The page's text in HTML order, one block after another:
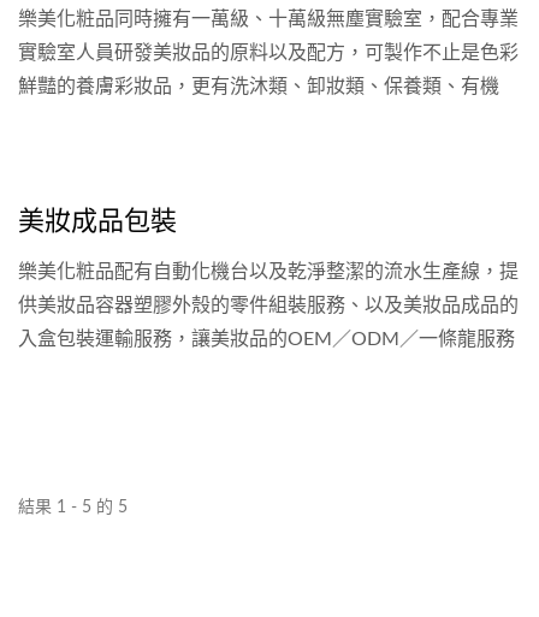
樂美化粧品同時擁有一萬級、十萬級無塵實驗室，配合專業
實驗室人員研發美妝品的原料以及配方，可製作不止是色彩
鮮豔的養膚彩妝品，更有洗沐類、卸妝類、保養類、有機
美妝成品包裝
樂美化粧品配有自動化機台以及乾淨整潔的流水生產線，提
供美妝品容器塑膠外殼的零件組裝服務、以及美妝品成品的
入盒包裝運輸服務，讓美妝品的OEM／ODM／一條龍服務
結果 1 - 5 的 5